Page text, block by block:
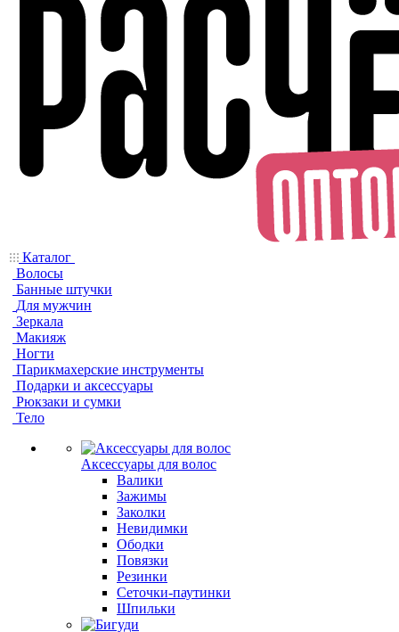
Каталог
Волосы
Банные штучки
Для мужчин
Зеркала
Макияж
Ногти
Парикмахерские инструменты
Подарки и аксессуары
Рюкзаки и сумки
Тело
Аксессуары для волос
Валики
Зажимы
Заколки
Невидимки
Ободки
Повязки
Резинки
Сеточки-паутинки
Шпильки